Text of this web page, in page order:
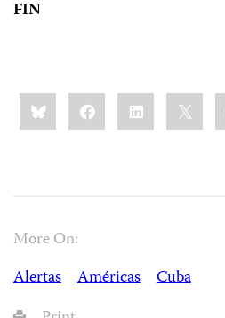
FIN
Share
this:BlueskyFacebookLinkedIn
More On:
Alertas
Américas
Cuba